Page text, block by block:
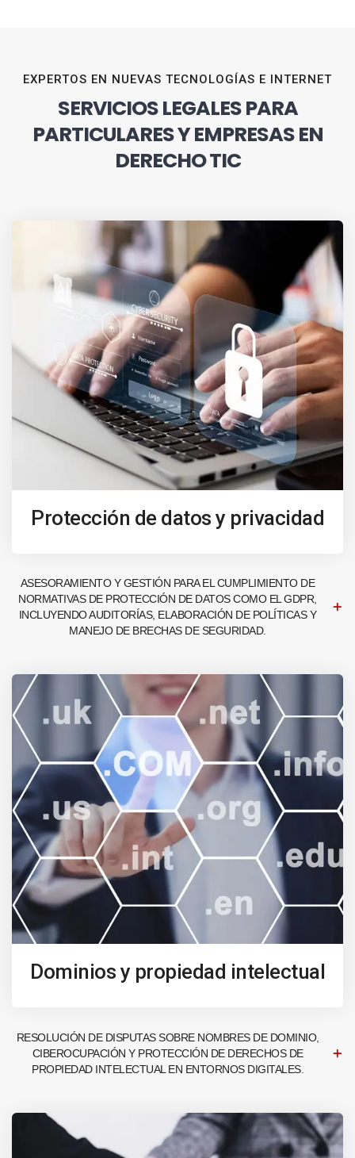
EXPERTOS EN NUEVAS TECNOLOGÍAS E INTERNET
SERVICIOS LEGALES PARA
PARTICULARES Y EMPRESAS EN
DERECHO TIC
Protección de datos y privacidad
ASESORAMIENTO Y GESTIÓN PARA EL CUMPLIMIENTO DE
NORMATIVAS DE PROTECCIÓN DE DATOS COMO EL GDPR,
INCLUYENDO AUDITORÍAS, ELABORACIÓN DE POLÍTICAS Y
MANEJO DE BRECHAS DE SEGURIDAD.
Dominios y propiedad intelectual
RESOLUCIÓN DE DISPUTAS SOBRE NOMBRES DE DOMINIO,
CIBEROCUPACIÓN Y PROTECCIÓN DE DERECHOS DE
PROPIEDAD INTELECTUAL EN ENTORNOS DIGITALES.